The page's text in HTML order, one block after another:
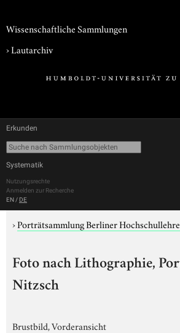
Wissenschaftliche Sammlungen
›Lautarchiv
Erkunden
Systematik
Nutzungsrechte
Anmelden zur Recherche
EN / DE
›Porträtsammlung Berliner
Foto nach Lithographie,
Nitzsch
Brustbild, Vorderansicht